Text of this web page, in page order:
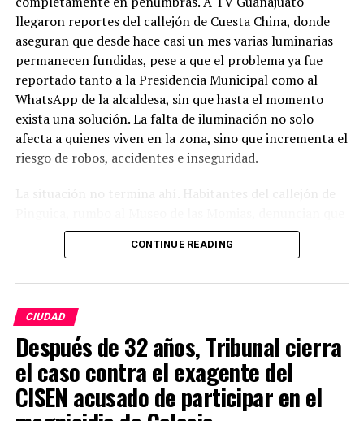
llegaron reportes del callejón de Cuesta China, donde
aseguran que desde hace casi un mes varias luminarias
permanecen fundidas, pese a que el problema ya fue
reportado tanto a la Presidencia Municipal como al
WhatsApp de la alcaldesa, sin que hasta el momento
exista una solución. La falta de iluminación no solo
afecta a quienes viven en la zona, sino que incrementa el
riesgo de robos, accidentes e inseguridad.
La situación no termina ahí. Habitantes del callejón de
nuevamente carecen de alumbrado público. Afirman que
caminar por ese lugar durante la noche se ha convertido
las autoridades. Señalan que, pese a los constantes
reportes, el problema sigue sin atenderse.
Lo más preocupante es que Cuesta China y el callejón de
Pinguica no son casos aislados. En distintas colonias,
callejones y comunidades de Guanajuato capital se
CONTINUE READING
CIUDAD
Después de 32 años, Tribunal cierra
el caso contra el exagente del
CISEN acusado de participar en el